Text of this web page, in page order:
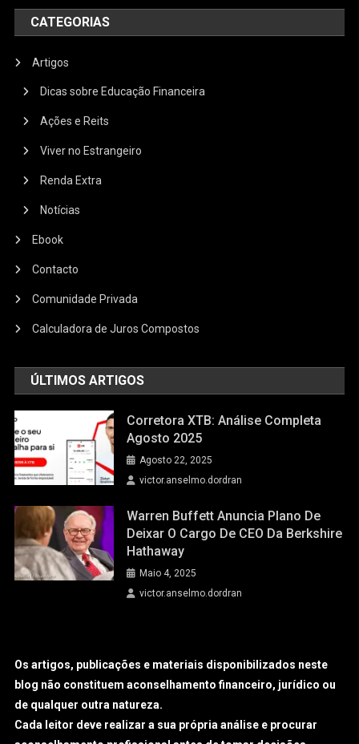
CATEGORIAS
Artigos
Dicas sobre Educação Financeira
Ações e Reits
Viver no Estrangeiro
Renda Extra
Notícias
Ebook
Contacto
Comunidade Privada
Calculadora de Juros Compostos
ÚLTIMOS ARTIGOS
Corretora XTB: Análise Completa
Agosto 2025
Agosto 22, 2025
victor.anselmo.dordran
Warren Buffett Anuncia Plano De
Deixar O Cargo De CEO Da Berkshire
Hathaway
Maio 4, 2025
victor.anselmo.dordran
Os artigos, publicações e materiais disponibilizados neste
blog não constituem aconselhamento financeiro, jurídico ou
de qualquer outra natureza.
Cada leitor deve realizar a sua própria análise e procurar